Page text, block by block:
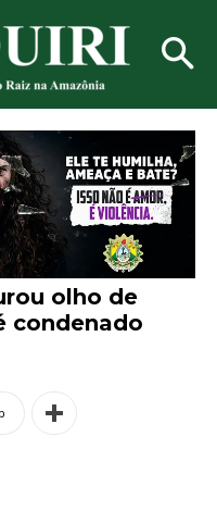
olho de
condenado